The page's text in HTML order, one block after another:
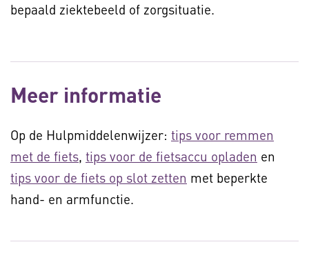
bepaald ziektebeeld of zorgsituatie.
Meer informatie
Op de Hulpmiddelenwijzer: tips voor remmen
met de fiets, tips voor de fietsaccu opladen en
tips voor de fiets op slot zetten met beperkte
hand- en armfunctie.